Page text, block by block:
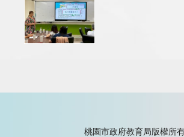
桃園市政府教育局版權所